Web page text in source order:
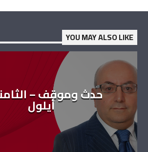
YOU MAY ALSO LIKE
حدث وموقف –
أيلول